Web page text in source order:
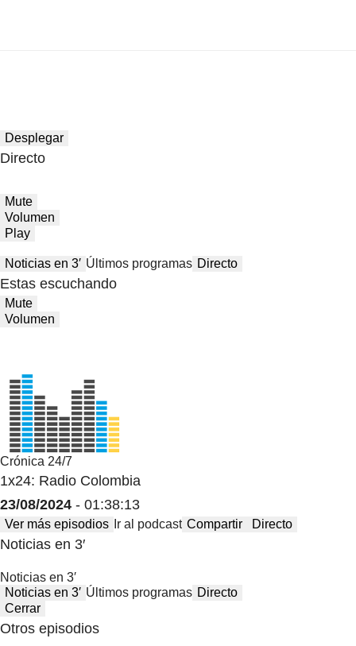
Desplegar
Directo
Mute
Volumen
Play
Noticias en 3′ Últimos programas Directo
Estas escuchando
Mute
Volumen
Crónica 24/7
1x24: Radio Colombia
23/08/2024 - 01:38:13
Ver más episodios Ir al podcast Compartir Directo
Noticias en 3′
Noticias en 3′
Noticias en 3′ Últimos programas Directo
Cerrar
Otros episodios